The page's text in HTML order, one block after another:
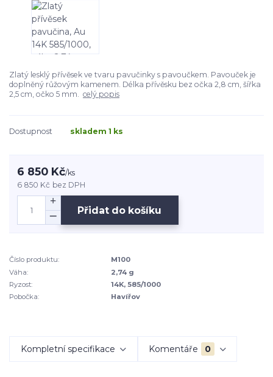
Zlatý lesklý přívěsek ve tvaru pavučinky s pavoučkem. Pavouček je
doplněný růžovým kamenem. Délka přívěsku bez očka 2,8 cm, šířka
2,5 cm, očko 5 mm. celý popis
Dostupnost skladem 1 ks
6 850 Kč/ks
6 850 Kč bez DPH
Přidat do košíku
Číslo produktu:
M100
Váha:
2,74 g
Ryzost:
14K, 585/1000
Pobočka:
Havířov
Kompletní specifikace Komentáře 0